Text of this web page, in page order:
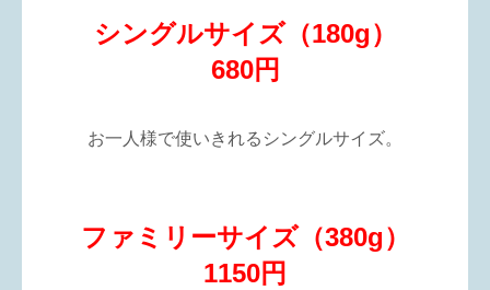
シングルサイズ（180g）
680円
お一人様で使いきれるシングルサイズ。
ファミリーサイズ（380g）
1150円